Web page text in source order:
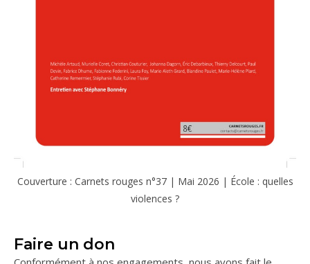
Couverture : Carnets rouges n°37 | Mai 2026 | École : quelles
violences ?
Faire un don